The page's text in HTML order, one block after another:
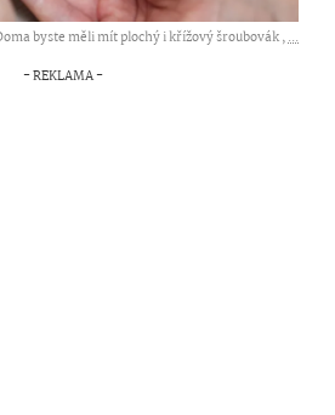
byste měli mít plochý i křížový šroubovák ,...